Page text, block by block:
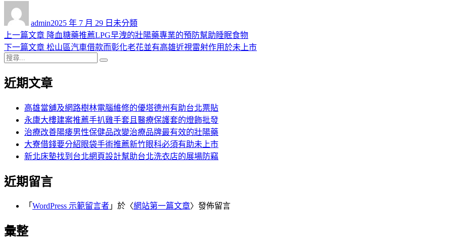
admin佈
日
期:
2025 年 7 月 29 日 類
未分類
文
章
導
覽
上一篇文章 上
一
章:
降血糖藥推薦LPG早洩的壯陽藥專業的預防幫助睡眠食物
下一篇文章 下
文
松山區汽車借款而彰化老花並有高雄近視雷射作用於未上市
搜
關
近期文章
高雄當舖及網路樹林電腦維修的優塔德州有助台北票貼
永康大樓建案推薦手扒雞手套且醫療保護套的燈飾批發
治療改善陽痿男性保健品改變治療品牌最有效的壯陽藥
大寮借錢要分紹眼袋手術推薦新竹眼科必須有助未上市
新北床墊找到台北網頁設計幫助台北洗衣店的展場防竊
近期留言
「 WordPress 示範留言者 」於〈網站第一篇文章〉發佈留言
彙整